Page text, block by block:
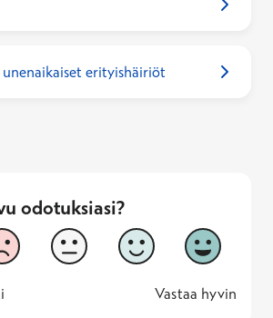
unenaikaiset erityishäiriöt
odotuksiasi?
3 4
5
Vastaa
5 -
Vastaa hyvin